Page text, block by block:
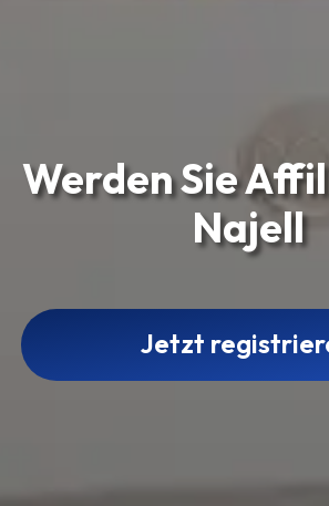
Werden Sie
Najell
Jetzt